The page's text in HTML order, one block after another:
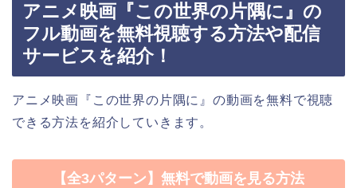
アニメ映画『この世界の片隅に』の
フル動画を無料視聴する方法や配信
サービスを紹介！
アニメ映画『この世界の片隅に』の動画を無料で視聴
できる方法を紹介していきます。
【全3パターン】無料で動画を見る方法